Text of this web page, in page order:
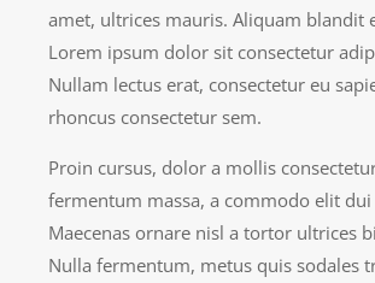
amet, ultrices mauris. Aliquam blandit
Lorem ipsum dolor sit consectetur
Nullam lectus erat, consectetur eu
rhoncus consectetur sem.
Proin cursus, dolor a mollis
fermentum massa, a commodo elit
Maecenas ornare nisl a tortor ultrices
Nulla fermentum, metus quis sodales